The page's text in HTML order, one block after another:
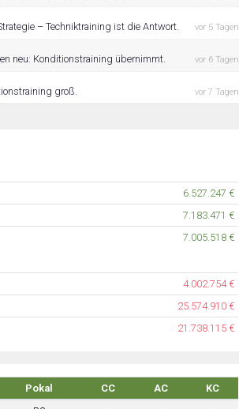
– Techniktraining ist die Antwort. vor 5 Tagen
neu: Konditionstraining übernimmt. vor 6 Tagen
groß. vor 7 Tagen
6.527.247 €
7.183.471 €
7.005.518 €
4.002.754 €
25.574.910 €
21.738.115 €
Pokal CC AC
KC